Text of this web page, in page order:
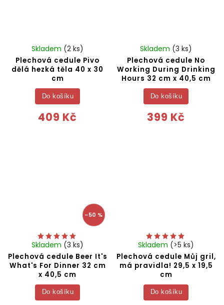
Plechová cedule Pivo
dělá hezká těla 40 x 30
cm
Skladem (2 ks)
409 Kč
Do košíku
Plechová cedule No
Working During Drinking
Hours 32 cm x 40,5 cm
Skladem (3 ks)
399 Kč
Do košíku
–50 %
Plechová cedule Beer It's
What's For Dinner 32 cm
x 40,5 cm
Skladem (3 ks)
Do košíku
Plechová cedule Můj gril,
má pravidla! 29,5 x 19,5
cm
Skladem (>5 ks)
Do košíku